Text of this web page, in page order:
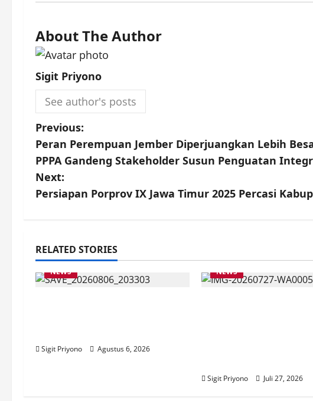
About The Author
Sigit Priyono
See author's posts
P
o
s
t
a
v
a
Previous:
Peran Perempuan Jember Diperjuangkan Lebih
PPPA Gandeng Stakeholder Susun Penguatan
Next:
Persiapan Porprov IX Jawa Timur 2025 Percasi
RELATED STORIES
NEWS
Sigit Priyono Agustus 6, 2026
NEWS
Sigit Priyono Juli 27, 2026